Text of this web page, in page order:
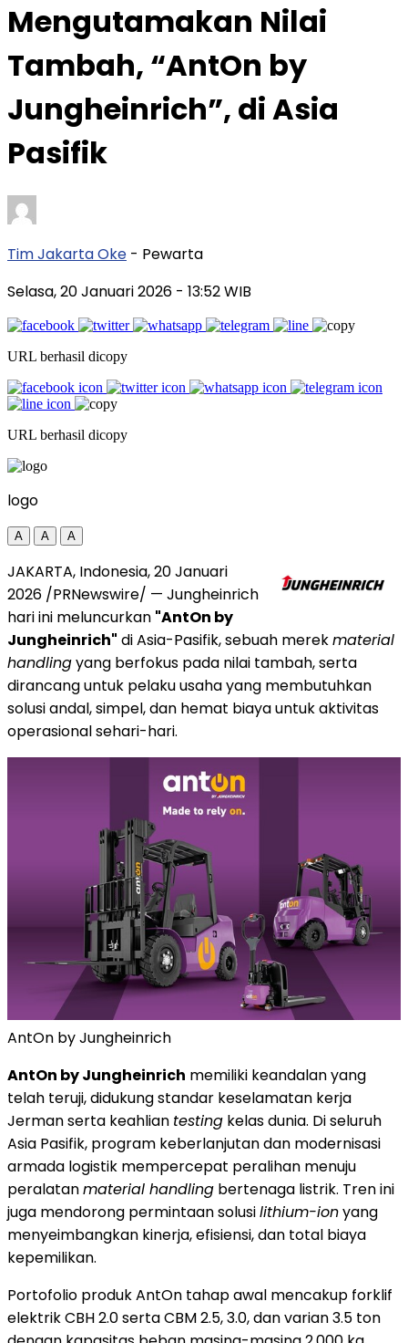
Mengutamakan Nilai
Tambah, “AntOn by
Jungheinrich”, di Asia
Pasifik
Tim Jakarta Oke - Pewarta
Selasa, 20 Januari 2026 - 13:52 WIB
URL berhasil dicopy
URL berhasil dicopy
logo
A A A
JAKARTA, Indonesia, 20 Januari
2026 /PRNewswire/ — Jungheinrich
hari ini meluncurkan "AntOn by
Jungheinrich" di Asia-Pasifik, sebuah merekmaterial
handlingyang berfokus pada nilai tambah, serta
dirancang untuk pelaku usaha yang membutuhkan
solusi andal, simpel, dan hemat biaya untuk aktivitas
operasional sehari-hari.
AntOn by Jungheinrich
AntOn by Jungheinrich memiliki keandalan yang
telah teruji, didukung standar keselamatan kerja
Jerman serta keahlian testing kelas dunia. Di seluruh
Asia Pasifik, program keberlanjutan dan modernisasi
armada logistik mempercepat peralihan menuju
peralatanmaterial handling bertenaga listrik. Tren ini
juga mendorong permintaan solusilithium-ionyang
menyeimbangkan kinerja, efisiensi, dan total biaya
kepemilikan.
Portofolio produk AntOn tahap awal mencakup forklif
elektrik CBH 2.0 serta CBM 2.5, 3.0, dan varian 3.5 ton